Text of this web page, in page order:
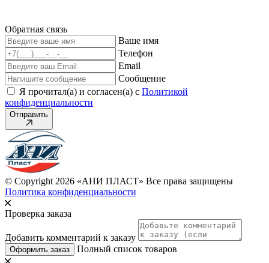
Обратная связь
Ваше имя
Телефон
Email
Сообщение
Я прочитал(а) и согласен(а) с Политикой
конфиденциальности
Отправить
© Copyright 2026 «АНИ ПЛАСТ» Все права защищены
Политика конфиденциальности
Проверка заказа
Добавить комментарий к заказу
Оформить заказ Полный список товаров